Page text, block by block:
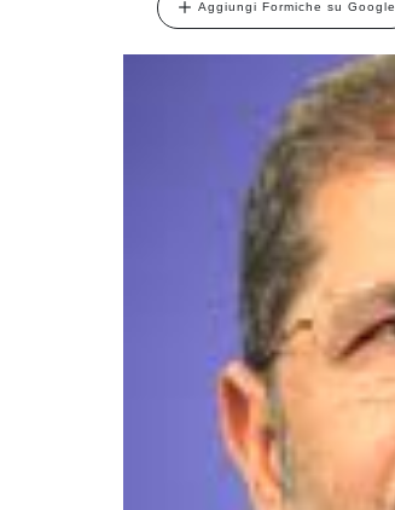
Aggiungi Formiche su Google